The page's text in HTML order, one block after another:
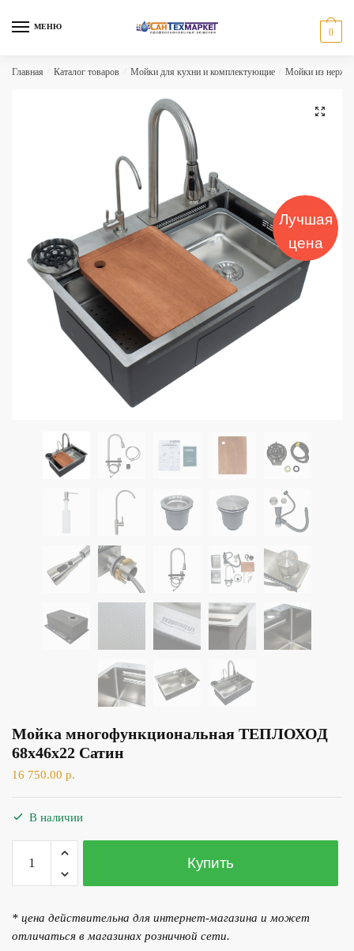
МЕНЮ
0
Главная Каталог товаров Мойки для кухни и комплектующие Мойки из
🔍
Лучшая
цена
Мойка многофункциональная ТЕПЛОХОД
68х46х22 Сатин
16 750.00 р.
В наличии
Количество
товара
Мойка
ТЕПЛОХОД
68х46х22
Купить
* цена действительна для интернет-магазина и может
отличаться в магазинах розничной сети.